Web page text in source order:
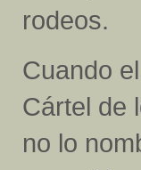
rodeos.
Cuando
Cártel de
no lo